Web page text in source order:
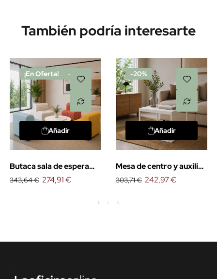
También podría interesarte
¡En Oferta! -20%
Añadir
Butaca sala de espera
Bahía
343,64 € 274,91 €
-20%
Añadir
Mesa de centro y auxiliar
MBR
303,71 € 242,97 €